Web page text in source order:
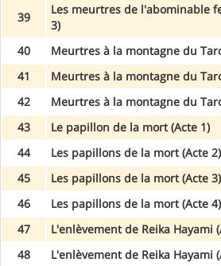
39
Les meurtres de l'abominable
3)
40
Meurtres à la montagne du
41
Meurtres à la montagne du
42
Meurtres à la montagne du
43
Le papillon de la mort (Acte 1)
44
Les papillons de la mort (Acte 2)
45
Les papillons de la mort (Acte 3)
46
Les papillons de la mort (Acte 4)
47
L'enlèvement de Reika Hayami
48
L'enlèvement de Reika Hayami